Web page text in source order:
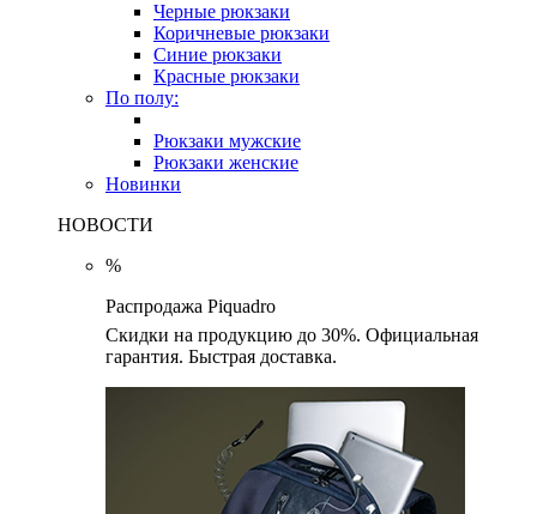
Черные рюкзаки
Коричневые рюкзаки
Синие рюкзаки
Красные рюкзаки
По полу:
Рюкзаки мужские
Рюкзаки женские
Новинки
НОВОСТИ
%
Распродажа Piquadro
Скидки на продукцию до 30%. Официальная
гарантия. Быстрая доставка.